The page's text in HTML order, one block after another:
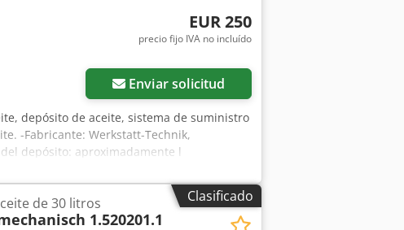
EUR 250
precio fijo IVA no incluído
Enviar solicitud
depósito de aceite, sistema de suministro
-Fabricante: Werkstatt-Technik,
depósito: aproximadamente l
con llave de cierre -Dimensiones:
Clasificado
de 30 litros
1.520201.1